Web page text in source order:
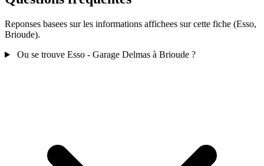
Reponses basees sur les informations affichees sur cette fiche (Esso,
Brioude).
Ou se trouve Esso - Garage Delmas à Brioude ?